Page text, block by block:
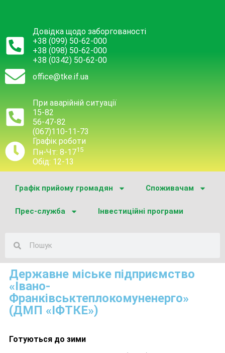
Довідка щодо заборгованості
+38 (099) 50-62-000
+38 (098) 50-62-000
+38 (0342) 50-62-00
office@tke.if.ua
При аварійній ситуації
15-82
56-47-82
(067)110-11-73
Графік роботи
Пн-Чт: 8-1715
Обід: 12-13
Графік прийому громадян Споживачам
Прес-служба Інвестиційні програми
Державне міське підприємство
«Івано-
Франківськтеплокомуненерго»
(ДМП «ІФТКЕ»)
Готуються до зими